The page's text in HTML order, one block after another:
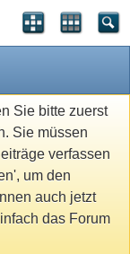
Sie bitte zuerst
Sie müssen
verfassen
um den
auch jetzt
das Forum